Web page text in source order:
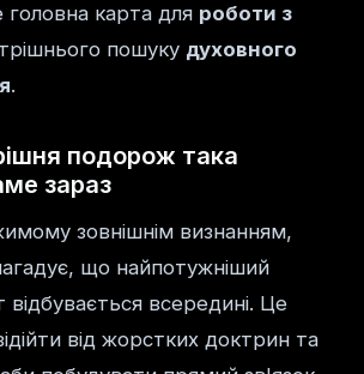
карта для роботи з
пошуку духовного
.
подорож така
зараз
зовнішнім визнанням,
що найпотужніший
відбувається всередині. Це
від жорстких доктрин та